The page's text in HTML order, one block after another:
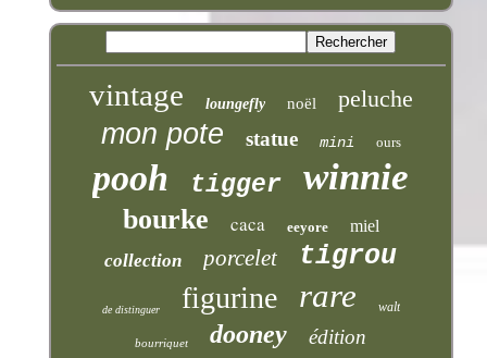
vintage loungefly noël peluche
mon pote statue mini ours
pooh tigger winnie
bourke caca eeyore miel
collection porcelet tigrou
de distinguer figurine rare walt
bourriquet dooney édition